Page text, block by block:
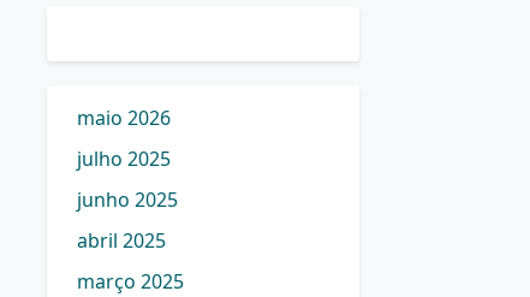
maio 2026
julho 2025
junho 2025
abril 2025
março 2025